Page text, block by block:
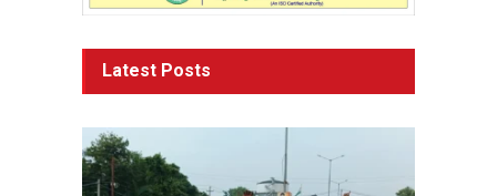
Latest Posts